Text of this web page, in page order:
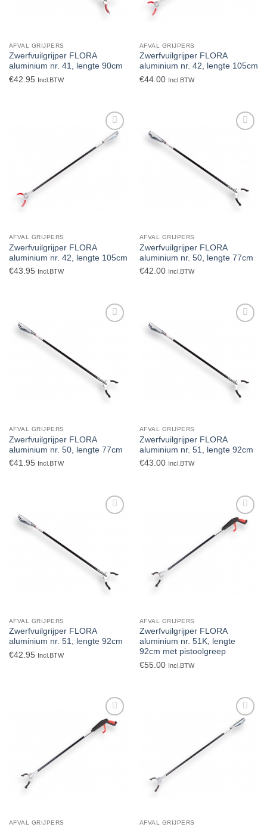
AFVAL GRIJPERS
Zwerfvuilgrijper FLORA
aluminium nr. 41, lengte 90cm
€42.95 Incl.BTW
AFVAL GRIJPERS
Zwerfvuilgrijper FLORA
aluminium nr. 42, lengte 105cm
€44.00 Incl.BTW
Toevoegen
aan
verlanglijst
AFVAL GRIJPERS
Zwerfvuilgrijper FLORA
aluminium nr. 42, lengte 105cm
€43.95 Incl.BTW
AFVAL GRIJPERS
Zwerfvuilgrijper FLORA
aluminium nr. 50, lengte 77cm
€42.00 Incl.BTW
AFVAL GRIJPERS
Zwerfvuilgrijper FLORA
aluminium nr. 50, lengte 77cm
€41.95 Incl.BTW
AFVAL GRIJPERS
Zwerfvuilgrijper FLORA
aluminium nr. 51, lengte 92cm
€43.00 Incl.BTW
AFVAL GRIJPERS
Zwerfvuilgrijper FLORA
aluminium nr. 51, lengte 92cm
€42.95 Incl.BTW
Toevoegen
aan
AFVAL GRIJPERS
Zwerfvuilgrijper FLORA
aluminium nr. 51K, lengte
92cm met pistoolgreep
€55.00 Incl.BTW
Toevoegen
aan
AFVAL GRIJPERS
Toevoegen
aan
verlanglijst
AFVAL GRIJPERS